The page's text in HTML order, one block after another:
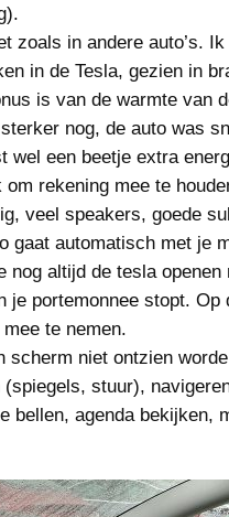
zoals in andere auto’s.
in de Tesla, gezien in
is van de warmte van
nog, de auto was
wel een beetje extra
rekening mee te
veel speakers, goede
gaat automatisch met je
nog altijd de tesla openen
je portemonnee stopt. Op
te nemen.
scherm niet ontzien
stuur),
bellen, agenda bekijken,